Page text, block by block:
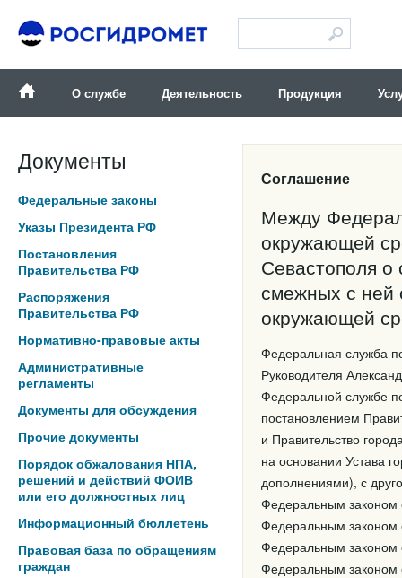
О службе Деятельность Продукция
Документы
Федеральные законы
Указы Президента РФ
Постановления
Правительства РФ
Распоряжения
Правительства РФ
Нормативно-правовые акты
Административные
регламенты
Документы для обсуждения
Прочие документы
Порядок обжалования НПА,
решений и действий ФОИВ
или его должностных лиц
Информационный бюллетень
Правовая база по обращениям
граждан
Соглашение
Между
окружающей
Севастополя о
смежных с ней
окружающей
Федеральная служба
Руководителя
Федеральной службе
постановлением
и Правительство
на основании Устава
дополнениями), с
Федеральным законом
Федеральным
Федеральным законом
Федеральным законом